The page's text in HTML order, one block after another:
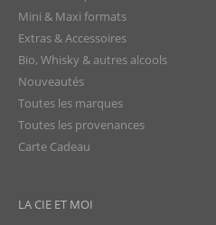
Mini & Maxi formats
Extras & Accessoires
Bio, Whisky & autres alcools
Nouveautés
Toutes les marques
Toutes les provenances
Carte Cadeau
LA CIE ET MOI